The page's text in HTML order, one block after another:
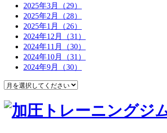
2025年3月（29）
2025年2月（28）
2025年1月（26）
2024年12月（31）
2024年11月（30）
2024年10月（31）
2024年9月（30）